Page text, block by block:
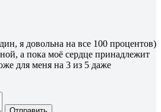
я довольна на все 100 процентов)
а пока моё сердце принадлежит
для меня на 3 из 5 даже